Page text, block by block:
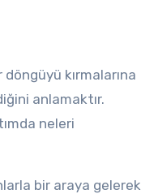
kırmalarına
anlamaktır.
neleri
bir araya gelerek